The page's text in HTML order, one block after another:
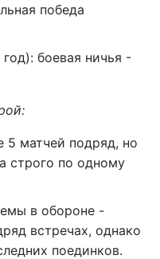
победа
боевая ничья -
5 матчей подряд, но
строго по одному
в обороне -
встречах, однако
поединков.